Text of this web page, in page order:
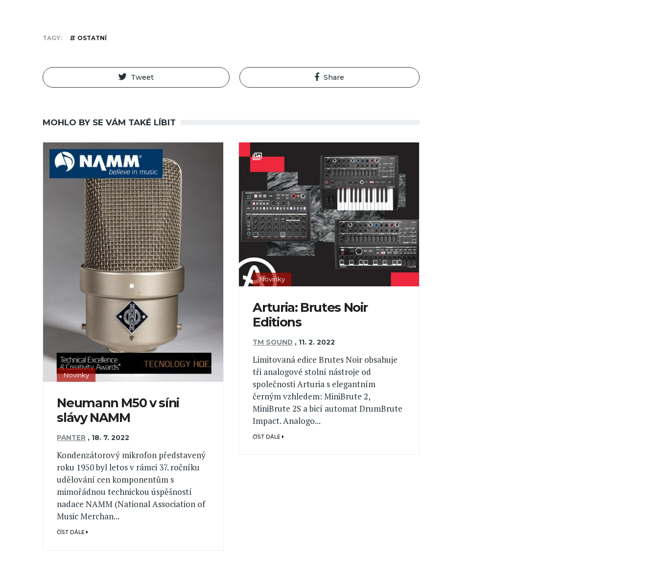
TAGY OSTATNÍ
Tweet Share
MOHLO BY SE VÁM TAKÉ LÍBIT
Novinky
Neumann M50 v síni
slávy NAMM
PANTER , 18. 7. 2022
Kondenzátorový mikrofon představený
roku 1950 byl letos v rámci 37. ročníku
udělování cen komponentům s
mimořádnou technickou úspěšností
nadace NAMM (National Association of
Music Merchan...
ČÍST DÁLE
Novinky
Arturia: Brutes Noir
Editions
TM SOUND , 11. 2. 2022
Limitovaná edice Brutes Noir obsahuje
tři analogové stolní nástroje od
společnosti Arturia s elegantním
černým vzhledem: MiniBrute 2,
MiniBrute 2S a bicí automat DrumBrute
Impact. Analogo...
ČÍST DÁLE